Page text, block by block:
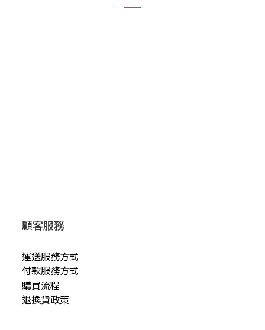
顧客服務
運送服務方式
付款服務方式
購買流程
退換貨政策